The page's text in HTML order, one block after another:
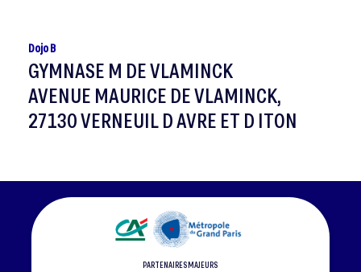
Dojo B
GYMNASE M DE VLAMINCK
AVENUE MAURICE DE VLAMINCK,
27130 VERNEUIL D AVRE ET D ITON
PARTENAIRES MAJEURS